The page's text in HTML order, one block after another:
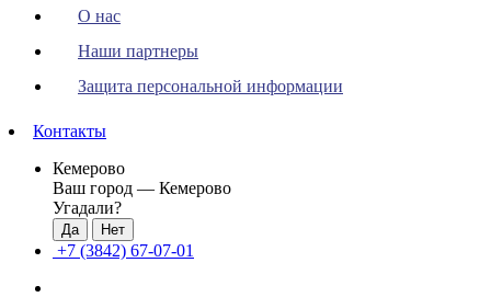
О нас
Наши партнеры
Защита персональной информации
Контакты
Кемерово
Ваш город — Кемерово
Угадали?
+7 (3842) 67-07-01